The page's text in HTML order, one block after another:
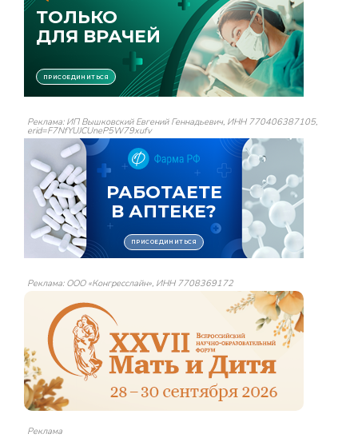
Реклама: ИП Вышковский Евгений Геннадьевич, ИНН 770406387105,
erid=F7NfYUJCUneP5W79xufv
Реклама: ООО «Конгресслайн», ИНН 7708369172
Реклама